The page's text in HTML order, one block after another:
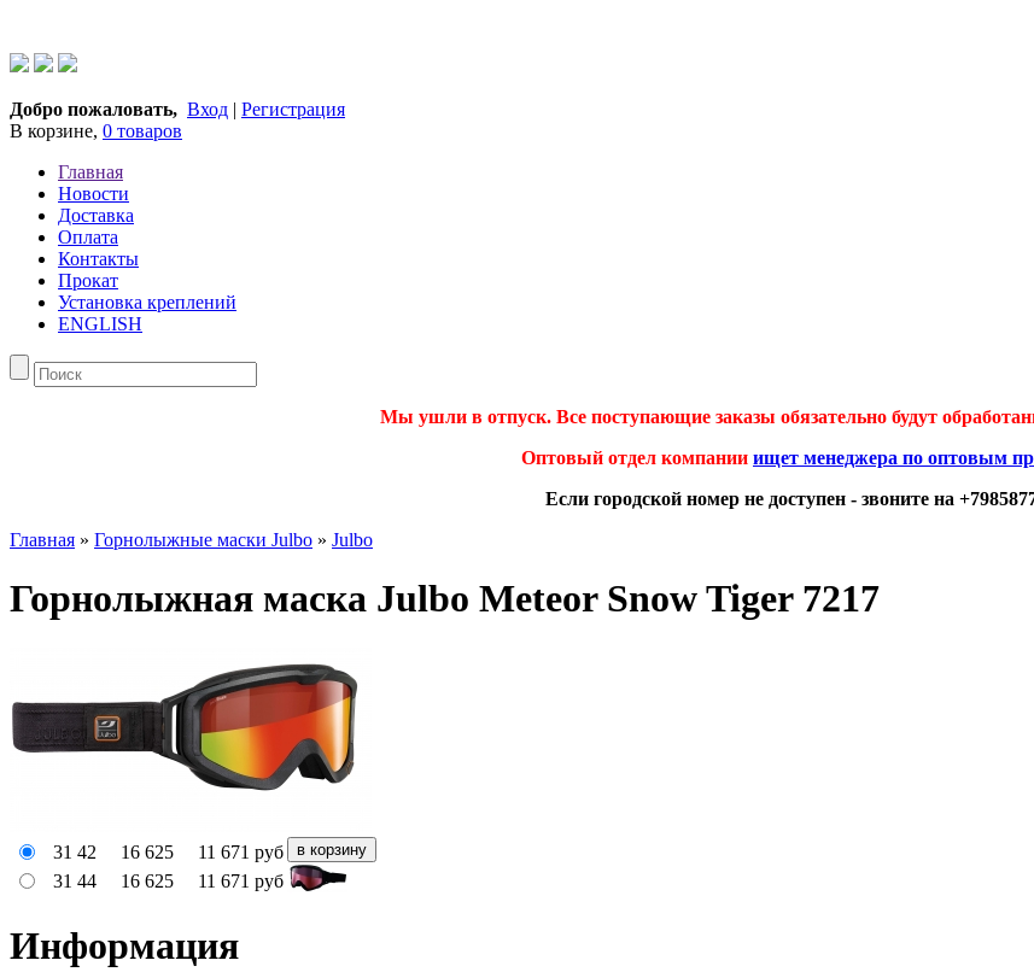
Добро пожаловать, Вход | Регистрация
В корзине, 0 товаров
Главная
Новости
Доставка
Оплата
Контакты
Прокат
Установка креплений
ENGLISH
Мы ушли в отпуск. Все поступающие заказы обязательно будут
Оптовый отдел компании ищет менеджера по оптовым
Если городской номер не доступен - звоните на
Главная » Горнолыжные маски Julbo » Julbo
Горнолыжная маска Julbo Meteor Snow Tiger 7217
31 42 16 625 11 671 руб
31 44
16 625 11 671 руб
Информация